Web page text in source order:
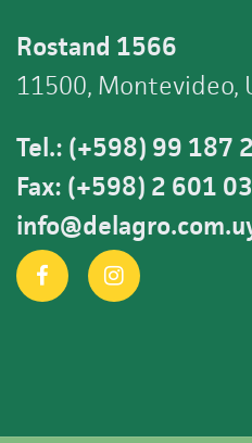
Rostand 1566
11500, Montevideo,
Tel.: (+598) 99 187
Fax: (+598) 2 601